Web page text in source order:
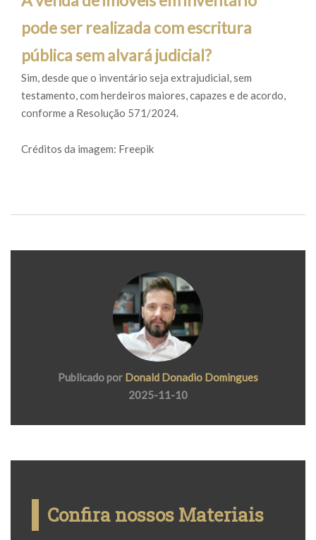
pode ser realizada com escritura
pública sem alvará judicial?
Sim, desde que o inventário seja extrajudicial, sem
testamento, com herdeiros maiores, capazes e de acordo,
conforme a Resolução 571/2024.
Créditos da imagem: Freepik
Publicado por Donald Donadio Domingues
2025-11-10
Confira nossos Materiais